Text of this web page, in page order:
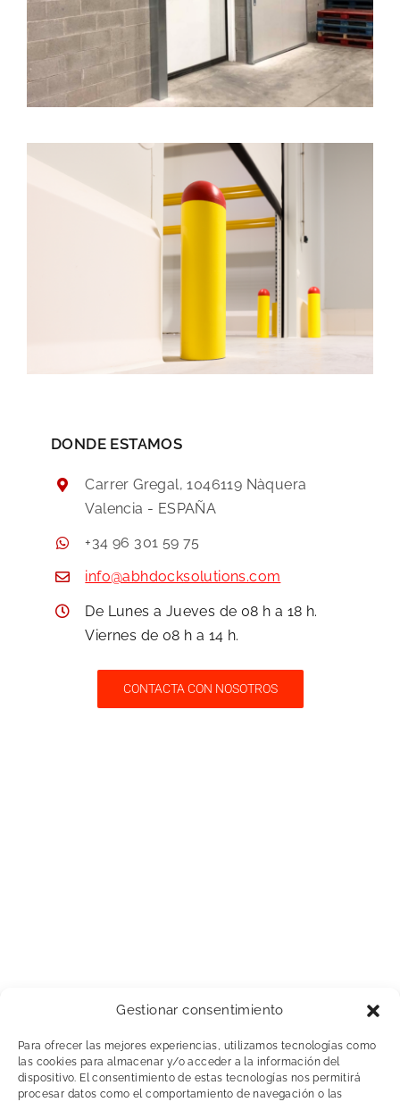
Gestionar consentimiento
Para ofrecer las mejores experiencias, utilizamos tecnologías como
las cookies para almacenar y/o acceder a la información del
dispositivo. El consentimiento de estas tecnologías nos permitirá
procesar datos como el comportamiento de navegación o las
DONDE ESTAMOS
Carrer Gregal, 1046119 Nàquera
Valencia - ESPAÑA
+34 96 301 59 75
info@abhdocksolutions.com
De Lunes a Jueves de 08 h a 18 h.
Viernes de 08 h a 14 h.
CONTACTA CON NOSOTROS